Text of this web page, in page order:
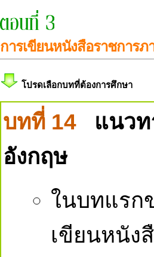
การเขียนหนังสือราชการภ
โปรดเลือกบทที่ต้องการศึกษา
บทที่ 14
แนวท
อังกฤษ
ในบทแรก
เขียนหนัง